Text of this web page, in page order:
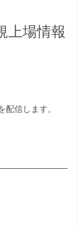
上場情報
配信します。